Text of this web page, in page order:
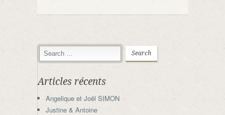
Articles récents
Angelique et Joël SIMON
Justine & Antoine